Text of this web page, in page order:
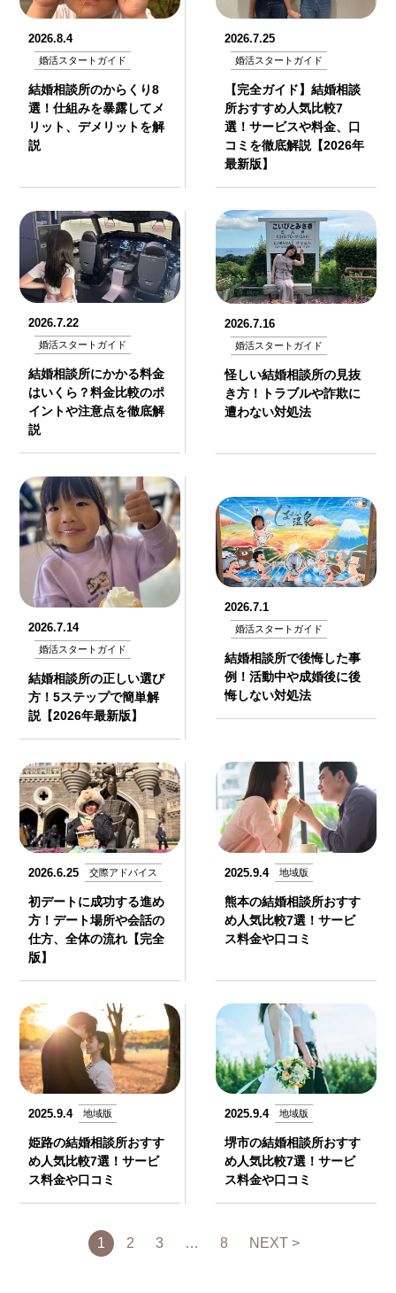
2026.8.4
婚活スタートガイド
結婚相談所のからくり8
選！仕組みを暴露してメ
リット、デメリットを解
説
2026.7.25
婚活スタートガイド
【完全ガイド】結婚相談
所おすすめ人気比較7
選！サービスや料金、口
コミを徹底解説【2026年
最新版】
2026.7.22
婚活スタートガイド
結婚相談所にかかる料金
はいくら？料金比較のポ
イントや注意点を徹底解
説
2026.7.16
婚活スタートガイド
怪しい結婚相談所の見抜
き方！トラブルや詐欺に
遭わない対処法
2026.7.14
婚活スタートガイド
結婚相談所の正しい選び
方！5ステップで簡単解
説【2026年最新版】
2026.7.1
婚活スタートガイド
結婚相談所で後悔した事
例！活動中や成婚後に後
悔しない対処法
2026.6.25 交際アドバイス
初デートに成功する進め
方！デート場所や会話の
仕方、全体の流れ【完全
版】
2025.9.4 地域版
熊本の結婚相談所おすす
め人気比較7選！サービ
ス料金や口コミ
2025.9.4 地域版
姫路の結婚相談所おすす
め人気比較7選！サービ
ス料金や口コミ
2025.9.4 地域版
堺市の結婚相談所おすす
め人気比較7選！サービ
ス料金や口コミ
1 2 3 … 8 NEXT >